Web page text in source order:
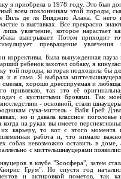
я приобрела в 1978 году. Это был
всем поклонникам этой породы,
Виль де ля Вияджио Алана. С него
в выставках. Все прекрасно
увлечение, которое нарастает
выигрывает. Потом приходит
превращение увлечения
Была вынужденная пауза
ребенок захотел собаку, я
той породы, которая подходила бы
и я сама. Я выбрала миттельшнауцера.
смелая, хорошо дрессируемая и
привлекло, так это её
с кустистыми бровями. Так
- основной, стали шнауцеры,
сука-миттель - Вайя Грей Дэвл.
но и давала классное поголовье
на руках вы имеете
их карьеру, то вот с этого момента
работа и, что нимало важно,
собак невозможно оставить в доме,
с миттельшнауцерами
в клубе "Зоосфера", затем
Грум". Но спустя год
и актировкой пометов, так